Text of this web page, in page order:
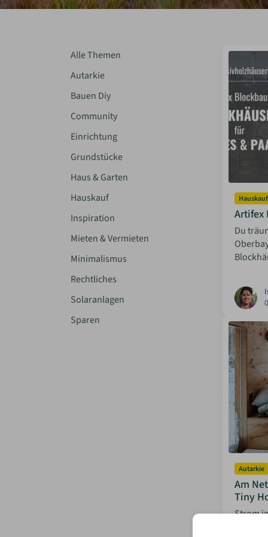
Alle Themen
Autarkie
Bauen Diy
Community
Einrichtung
Grundstücke
Haus & Garten
Hauskauf
Inspiration
Mieten & Vermieten
Minimalismus
Rechtliches
Solaranlagen
Sparen
Hauskauf
Artifex
Du
Autarkie
Am
Tiny
Strom